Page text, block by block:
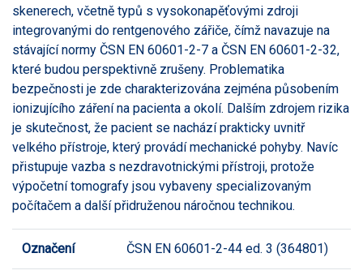
skenerech, včetně typů s vysokonapěťovými zdroji
integrovanými do rentgenového zářiče, čímž navazuje na
stávající normy ČSN EN 60601-2-7 a ČSN EN 60601-2-32,
které budou perspektivně zrušeny. Problematika
bezpečnosti je zde charakterizována zejména působením
ionizujícího záření na pacienta a okolí. Dalším zdrojem rizika
je skutečnost, že pacient se nachází prakticky uvnitř
velkého přístroje, který provádí mechanické pohyby. Navíc
přistupuje vazba s nezdravotnickými přístroji, protože
výpočetní tomografy jsou vybaveny specializovaným
počítačem a další přidruženou náročnou technikou.
Označení ČSN EN 60601-2-44 ed. 3 (364801)